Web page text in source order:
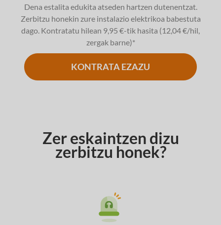
Dena estalita edukita atseden hartzen dutenentzat.
Zerbitzu honekin zure instalazio elektrikoa babestuta
dago. Kontratatu hilean 9,95 €-tik hasita (12,04 €/hil,
zergak barne)*
KONTRATA EZAZU
Zer eskaintzen dizu
zerbitzu honek?